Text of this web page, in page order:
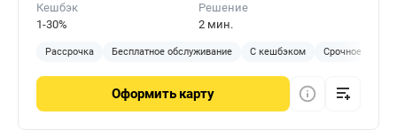
Кешбэк
1-30%
Решение
2 мин.
Рассрочка Бесплатное обслуживание С кешбэком Срочное
Оформить карту